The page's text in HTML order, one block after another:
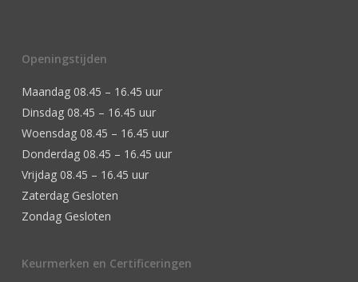
Openingstijden
Maandag 08.45 – 16.45 uur
Dinsdag 08.45 – 16.45 uur
Woensdag 08.45 – 16.45 uur
Donderdag 08.45 – 16.45 uur
Vrijdag 08.45 – 16.45 uur
Zaterdag Gesloten
Zondag Gesloten
Keurmerken en Certificeringen